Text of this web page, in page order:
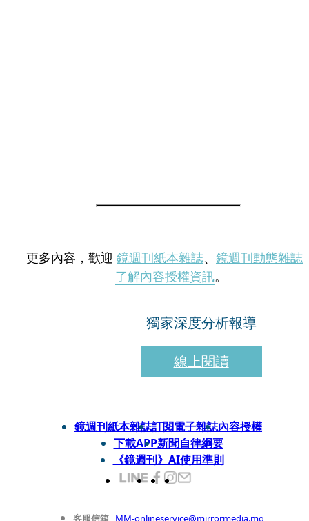
更多內容，歡迎 鏡週刊紙本雜誌、 鏡週刊動態雜誌
了解內容授權資訊。
獨家深度分析報導
線上閱讀
鏡週刊紙本雜誌訂閱電子雜誌內容授權
下載APP新聞自律綱要
《鏡週刊》AI使用準則
客服信箱 MM-onlineservice@mirrormedia.mg